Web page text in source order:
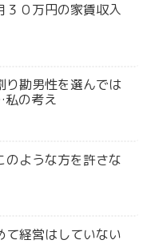
３０万円の家賃収入
り勘男性を選んでは
の考え
のような方を許さな
て経営はしていない